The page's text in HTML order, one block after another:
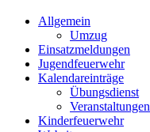
Allgemein
Umzug
Einsatzmeldungen
Jugendfeuerwehr
Kalendareinträge
Übungsdienst
Veranstaltungen
Kinderfeuerwehr